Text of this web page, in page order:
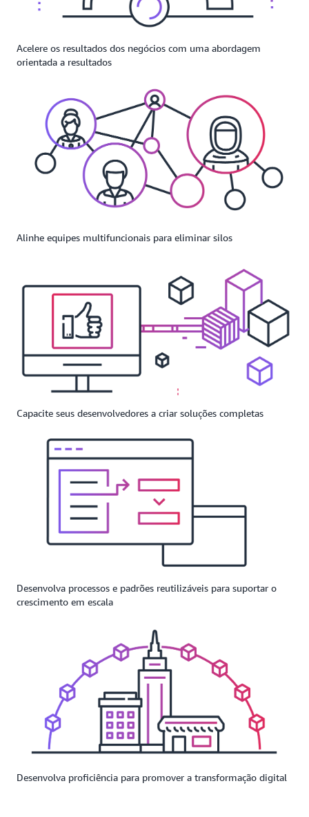
Acelere os resultados dos negócios com uma abordagem
orientada a resultados
Alinhe equipes multifuncionais para eliminar silos
Capacite seus desenvolvedores a criar soluções completas
Desenvolva processos e padrões reutilizáveis para suportar o
crescimento em escala
Desenvolva proficiência para promover a transformação digital